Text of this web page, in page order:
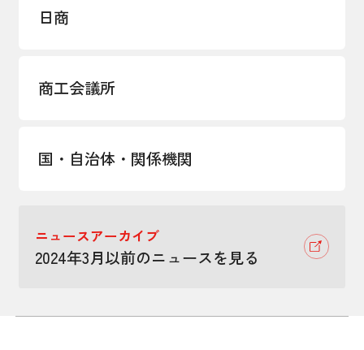
日商
商工会議所
国・自治体・関係機関
ニュースアーカイブ
2024年3月以前のニュースを見る